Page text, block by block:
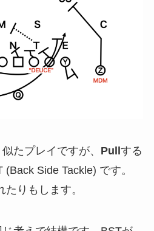
たプレイですが、 Pullする
Side Tackle) です。
たりもします。